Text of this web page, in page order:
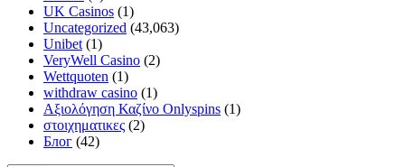
UK Casinos (1)
Uncategorized (43,063)
Unibet (1)
VeryWell Casino (2)
Wettquoten (1)
withdraw casino (1)
Αξιολόγηση Καζίνο Onlyspins (1)
στοιχηματικες (2)
Блог (42)